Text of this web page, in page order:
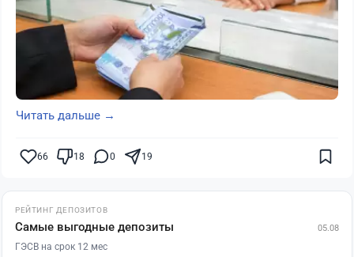
Читать дальше →
66 18 0 19
РЕЙТИНГ ДЕПОЗИТОВ
Самые выгодные депозиты 05.08
ГЭСВ на срок 12 мес